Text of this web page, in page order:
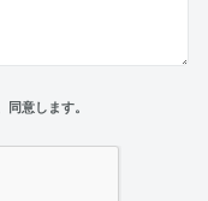
同意します。